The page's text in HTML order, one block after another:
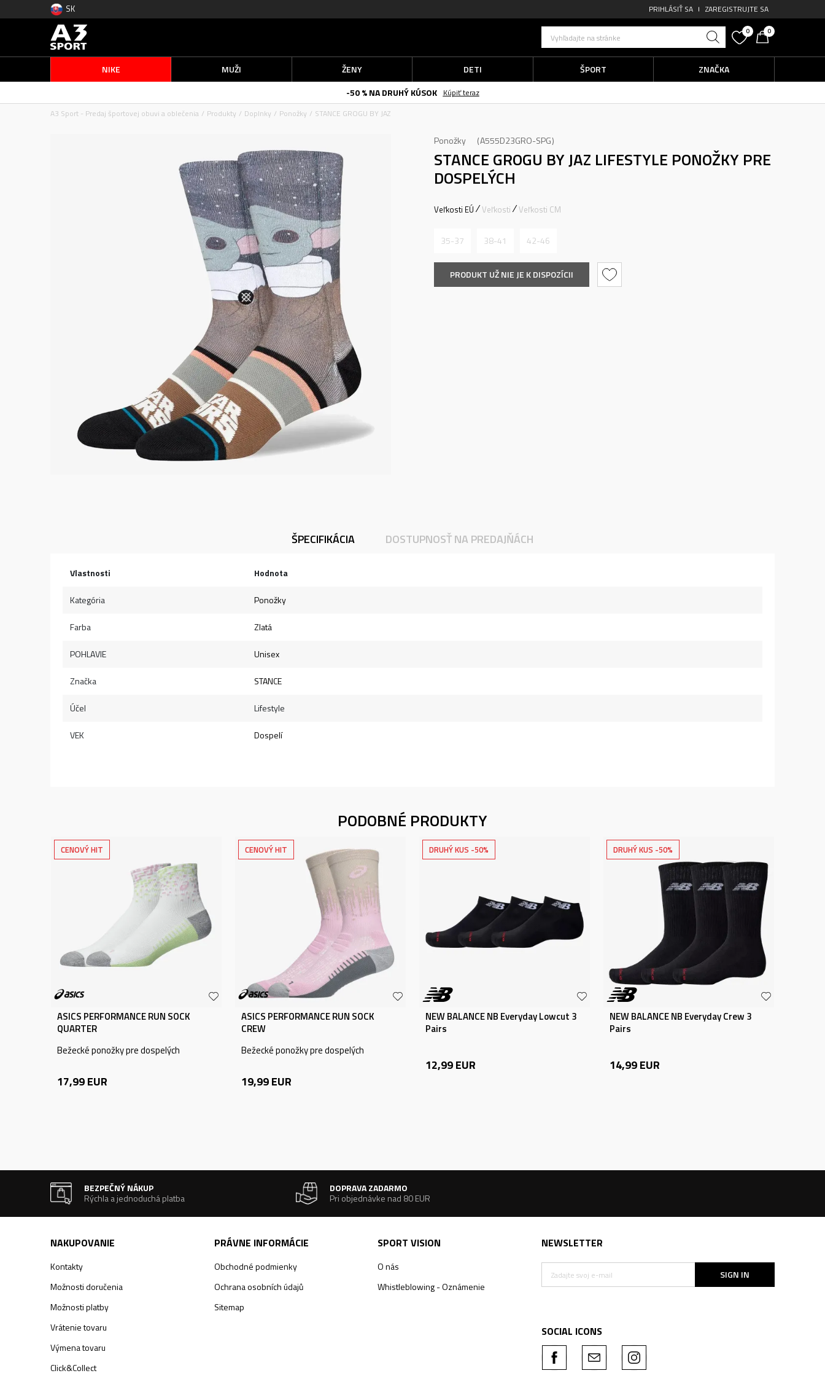
SK PRIHLÁSIŤ SA ZAREGISTRUJTE SA
Vyhľadajte na stránke
0 0
NIKE MUŽI ŽENY DETI ŠPORT
ZNAČKA
-50 % NA DRUHÝ KÚSOK
Kúpiť teraz
A3 Sport - Predaj športovej obuvi a oblečenia
Produkty Doplnky Ponožky STANCE GROGU BY JAZ
Ponožky A555D23GRO-SPG
STANCE GROGU BY JAZ LIFESTYLE PONOŽKY PRE
DOSPELÝCH
Veľkosti EÚ Veľkosti Veľkosti CM
35-37 38-41 42-46
PRODUKT UŽ NIE JE K DISPOZÍCII
ŠPECIFIKÁCIA DOSTUPNOSŤ NA PREDAJŇÁCH
Vlastnosti Hodnota
Kategória Ponožky
Farba Zlatá
POHLAVIE Unisex
Značka STANCE
Účel Lifestyle
VEK Dospelí
PODOBNÉ PRODUKTY
CENOVÝ HIT
ASICS PERFORMANCE RUN SOCK
QUARTER
Bežecké ponožky pre dospelých
17,99EUR
CENOVÝ HIT
ASICS PERFORMANCE RUN SOCK
CREW
Bežecké ponožky pre dospelých
19,99EUR
DRUHÝ KUS -50%
NEW BALANCE NB Everyday Lowcut 3
Pairs
12,99EUR
DRUHÝ KUS -50%
NEW BALANCE NB Everyday Crew 3
Pairs
14,99EUR
BEZPEČNÝ NÁKUP
Rýchla a jednoduchá platba
DOPRAVA ZADARMO
Pri objednávke nad 80 EUR
NAKUPOVANIE
Kontakty
Možnosti doručenia
Možnosti platby
Vrátenie tovaru
Výmena tovaru
Click&Collect
PRÁVNE INFORMÁCIE
Obchodné podmienky
Ochrana osobních údajů
Sitemap
SPORT VISION
O nás
Whistleblowing - Oznámenie
NEWSLETTER
SIGN IN
SOCIAL ICONS